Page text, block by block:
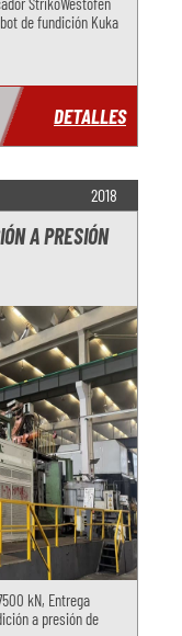
de fundición Kuka
DETALLES
2018
A PRESIÓN
kN, Entrega
a presión de